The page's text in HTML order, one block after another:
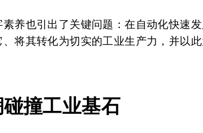
养也引出了关键问题：在自动化快速
将其转化为切实的工业生产力，并以
撞工业基石